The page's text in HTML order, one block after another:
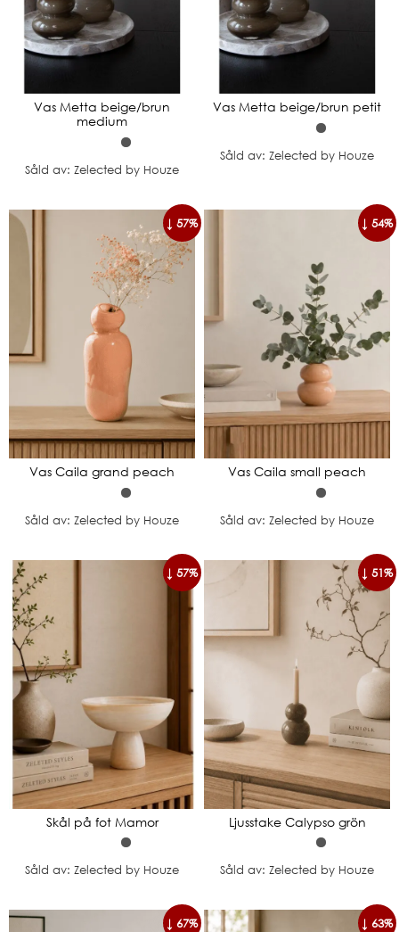
Vas Metta beige/brun
medium
Såld av: Zelected by Houze
Vas Metta beige/brun petit
Såld av: Zelected by Houze
↓ 57%
Vas Caila grand peach
Såld av: Zelected by Houze
↓ 54%
Vas Caila small peach
Såld av: Zelected by Houze
↓ 57%
Skål på fot Mamor
Såld av: Zelected by Houze
↓ 51%
Ljusstake Calypso grön
Såld av: Zelected by Houze
↓ 67% ↓ 63%